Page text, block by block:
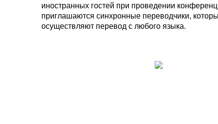
иностранных гостей при проведении
приглашаются синхронные переводчики,
осуществляют перевод с любого языка.